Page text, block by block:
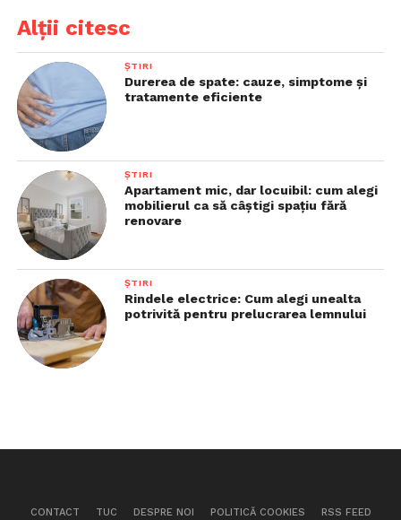
Alții citesc
ȘTIRI
Durerea de spate: cauze, simptome și
tratamente eficiente
ȘTIRI
Apartament mic, dar locuibil: cum alegi
mobilierul ca să câștigi spațiu fără
renovare
ȘTIRI
Rindele electrice: Cum alegi unealta
potrivită pentru prelucrarea lemnului
CONTACT TUC DESPRE NOI POLITICĂ COOKIES RSS FEED